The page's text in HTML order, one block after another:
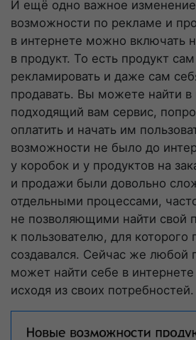
И ещё одно важное
возможности по рекламе и
в интернете можно включать
в продукт. То есть продукт
рекламировать и даже сам
продавать. Вы можете найти в
подходящий вам сервис,
оплатить и начать им
возможности не было до
у коробок и у продуктов на
и продажи были довольно
отдельными процессами,
не позволяющими найти свой
к пользователю, для которого
создавался. Сейчас же любой
может найти себе в
исходя из своих потребностей.